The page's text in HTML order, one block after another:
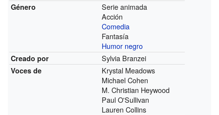
Género
Serie animada
Acción
Comedia
Fantasía
Humor negro
Creado por Sylvia Branzei
Voces de
Krystal Meadows
Michael Cohen
M. Christian Heywood
Paul O'Sullivan
Lauren Collins